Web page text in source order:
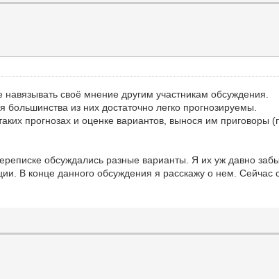
своё мнение другим участникам обсуждения.
из них достаточно легко прогнозируемы.
прогнозах и оценке вариантов, вынося им
обсуждались разные варианты. Я их уж давно
В конце данного обсуждения я расскажу о нем. Сейчас